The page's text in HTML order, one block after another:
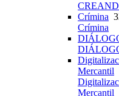
Crímina
Crímina
Mercantil
Mercantil